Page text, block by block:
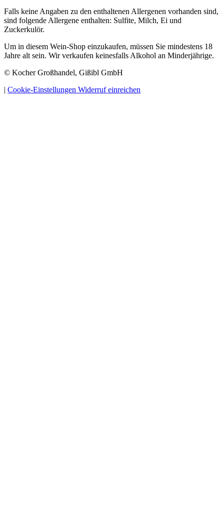
Falls keine Angaben zu den enthaltenen Allergenen vorhanden sind,
sind folgende Allergene enthalten: Sulfite, Milch, Ei und
Zuckerkulör.
Um in diesem Wein-Shop einzukaufen, müssen Sie mindestens 18
Jahre alt sein. Wir verkaufen keinesfalls Alkohol an Minderjährige.
© Kocher Großhandel, Gißibl GmbH
| Cookie-Einstellungen Widerruf einreichen